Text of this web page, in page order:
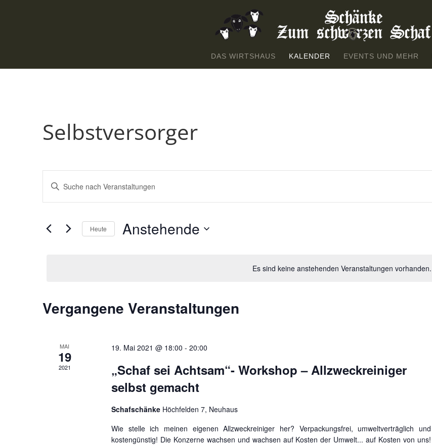
DAS WIRTSHAUS KALENDER EVENTS UND MEHR
Selbstversorger
Es sind keine anstehenden Veranstaltungen vorhanden.
Veranstaltungen
Suche
Ansichten,
Bitte
Schlüsselwort
eingeben.
nach
Heute Anstehende
Vergangene Veranstaltungen
MAI
19
2021
19. Mai 2021 @ 18:00 - 20:00
„Schaf sei Achtsam“- Workshop – Allzweckreiniger
selbst gemacht
Schafschänke Höchfelden 7, Neuhaus
Wie stelle ich meinen eigenen Allzweckreiniger her? Verpackungsfrei, umweltverträglich und
kostengünstig! Die Konzerne wachsen und wachsen auf Kosten der Umwelt... auf Kosten von uns!